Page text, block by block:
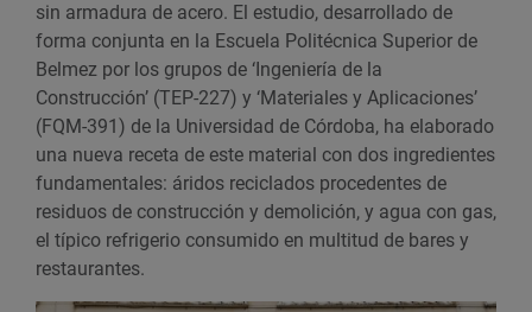
sin armadura de acero. El estudio, desarrollado de
forma conjunta en la Escuela Politécnica Superior de
Belmez por los grupos de ‘Ingeniería de la
Construcción’ (TEP-227) y ‘Materiales y Aplicaciones’
(FQM-391) de la Universidad de Córdoba, ha elaborado
una nueva receta de este material con dos ingredientes
fundamentales: áridos reciclados procedentes de
residuos de construcción y demolición, y agua con gas,
el típico refrigerio consumido en multitud de bares y
restaurantes.